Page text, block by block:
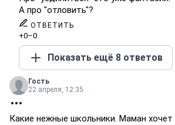
А про "отловить"?
ОТВЕТИТЬ
+0–0
Показать ещё 8 ответов
Гость
22 апреля, 12:35
Какие нежные школьники. Маман хочет